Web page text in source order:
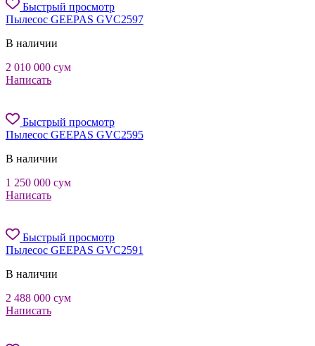
Быстрый просмотр
Пылесос GEEPAS GVC2597
В наличии
2 010 000 сум
Написать
Быстрый просмотр
Пылесос GEEPAS GVC2595
В наличии
1 250 000 сум
Написать
Быстрый просмотр
Пылесос GEEPAS GVC2591
В наличии
2 488 000 сум
Написать